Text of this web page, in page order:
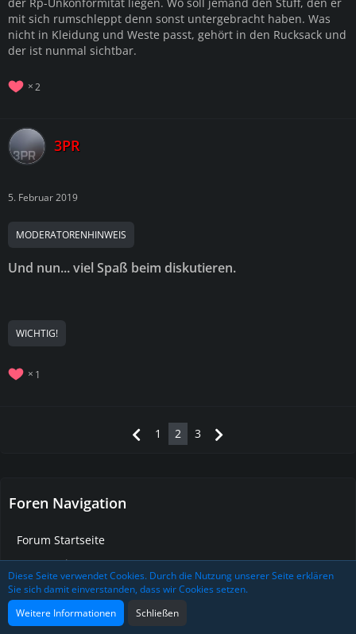
mit sich rumschleppt denn sonst untergebracht haben. Was
nicht in Kleidung und Weste passt, gehört in den Rucksack und
der ist nunmal sichtbar.
2
3PR
5. Februar 2019
MODERATORENHINWEIS
Und nun... viel Spaß beim diskutieren.
WICHTIG!
1
1 2 3
Foren Navigation
Forum Startseite
Community
Voice2Play Forum
ArmA 3 - Neighbourhood-Life - Archiv
Diese Seite verwendet Cookies. Durch die Nutzung unserer Seite erklären
Sie sich damit einverstanden, dass wir Cookies setzen.
Weitere Informationen
Schließen